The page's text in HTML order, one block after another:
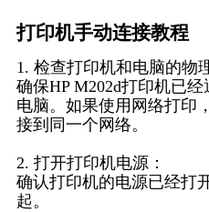
打印机手动连接教程
1. 检查打印机和电脑的物
确保HP M202d打印机已
电脑。如果使用网络打印
接到同一个网络。
2. 打开打印机电源：
确认打印机的电源已经打
起。